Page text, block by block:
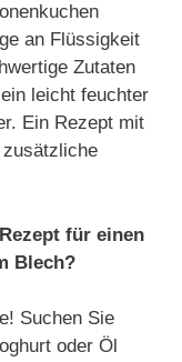
an Flüssigkeit
Zutaten
leicht feuchter
Ein Rezept mit
für einen
Blech?
Suchen Sie
oder Öl